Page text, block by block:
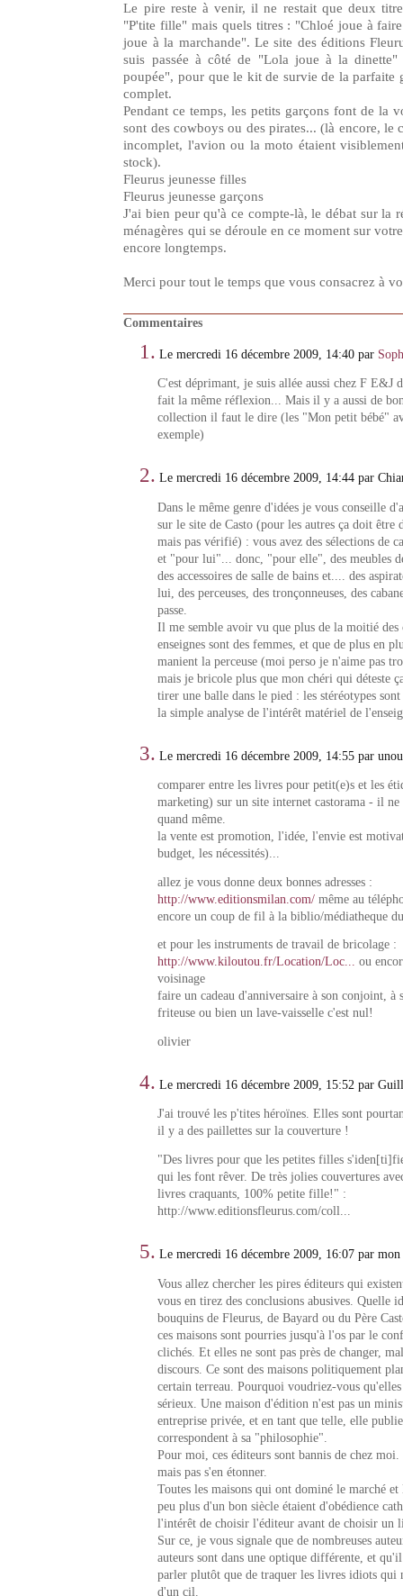
Le pire reste à venir, il ne restait que deux
"P'tite fille" mais quels titres : "Chloé joue à
joue à la marchande". Le site des éditions
suis passée à côté de "Lola joue à la
poupée", pour que le kit de survie de la parfaite
complet.
Pendant ce temps, les petits garçons font de la
sont des cowboys ou des pirates... (là encore, le
incomplet, l'avion ou la moto étaient
stock).
Fleurus jeunesse filles
Fleurus jeunesse garçons
J'ai bien peur qu'à ce compte-là, le débat sur la
ménagères qui se déroule en ce moment sur
encore longtemps.
Merci pour tout le temps que vous consacrez à
Commentaires
1. Le mercredi 16 décembre 2009, 14:40 par
C'est déprimant, je suis allée aussi chez F E&J
fait la même réflexion... Mais il y a aussi de
collection il faut le dire (les "Mon petit bébé"
exemple)
2. Le mercredi 16 décembre 2009, 14:44 par
Dans le même genre d'idées je vous conseille
sur le site de Casto (pour les autres ça doit être
mais pas vérifié) : vous avez des sélections de
et "pour lui"... donc, "pour elle", des meubles
des accessoires de salle de bains et.... des
lui, des perceuses, des tronçonneuses, des
passe.
Il me semble avoir vu que plus de la moitié des
enseignes sont des femmes, et que de plus en
manient la perceuse (moi perso je n'aime pas
mais je bricole plus que mon chéri qui déteste
tirer une balle dans le pied : les stéréotypes sont
la simple analyse de l'intérêt matériel de
3. Le mercredi 16 décembre 2009, 14:55 par
comparer entre les livres pour petit(e)s et les
marketing) sur un site internet castorama - il ne
quand même.
la vente est promotion, l'idée, l'envie est
budget, les nécessités)...
allez je vous donne deux bonnes adresses :
http://www.editionsmilan.com/même au
encore un coup de fil à la biblio/médiatheque
et pour les instruments de travail de bricolage :
http://www.kiloutou.fr/Location/Loc... ou
voisinage
faire un cadeau d'anniversaire à son conjoint, à
friteuse ou bien un lave-vaisselle c'est nul!
olivier
4. Le mercredi 16 décembre 2009, 15:52 par
J'ai trouvé les p'tites héroïnes. Elles sont
il y a des paillettes sur la couverture !
"Des livres pour que les petites filles
qui les font rêver. De très jolies couvertures
livres craquants, 100% petite fille!" :
http://www.editionsfleurus.com/coll...
5. Le mercredi 16 décembre 2009, 16:07 par mon
Vous allez chercher les pires éditeurs qui
vous en tirez des conclusions abusives. Quelle
bouquins de Fleurus, de Bayard ou du Père
ces maisons sont pourries jusqu'à l'os par le
clichés. Et elles ne sont pas près de changer,
discours. Ce sont des maisons politiquement
certain terreau. Pourquoi voudriez-vous
sérieux. Une maison d'édition n'est pas un
entreprise privée, et en tant que telle, elle
correspondent à sa "philosophie".
Pour moi, ces éditeurs sont bannis de chez
mais pas s'en étonner.
Toutes les maisons qui ont dominé le marché
peu plus d'un bon siècle étaient d'obédience
l'intérêt de choisir l'éditeur avant de choisir un
Sur ce, je vous signale que de nombreuses
auteurs sont dans une optique différente, et
parler plutôt que de traquer les livres idiots qui
d'un cil.